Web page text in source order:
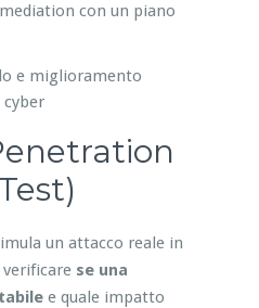
con un piano
e miglioramento
un attacco reale in
se una
e quale impatto